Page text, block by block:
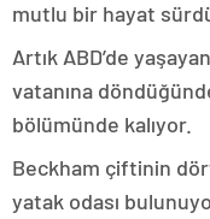
mutlu bir hayat
Artık ABD’de
vatanına
bölümünde kalıyor.
Beckham çiftinin
yatak odası